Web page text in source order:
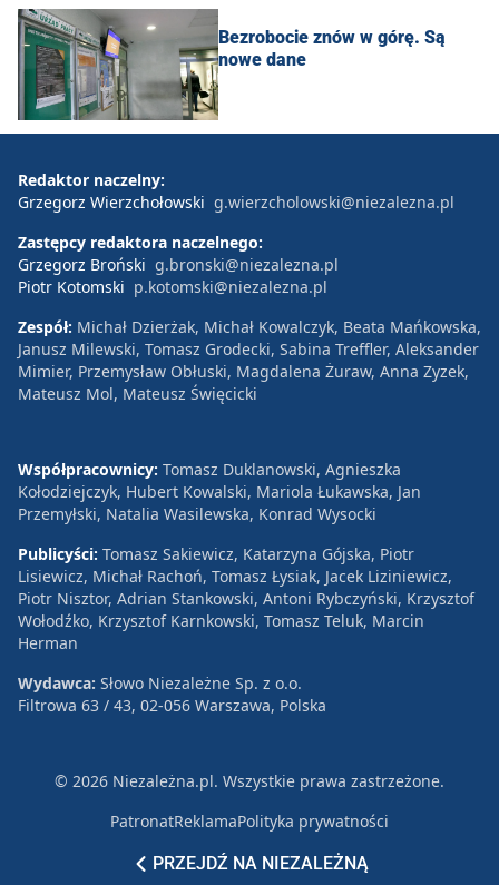
Bezrobocie znów w górę. Są
nowe dane
PRZEJDŹ NA NIEZALEŻNĄ
Redaktor naczelny:
Grzegorz Wierzchołowski g.wierzcholowski@niezalezna.pl
Zastępcy redaktora naczelnego:
Grzegorz Broński g.bronski@niezalezna.pl
Piotr Kotomski p.kotomski@niezalezna.pl
Zespół: Michał Dzierżak, Michał Kowalczyk, Beata Mańkowska,
Janusz Milewski, Tomasz Grodecki, Sabina Treffler, Aleksander
Mimier, Przemysław Obłuski, Magdalena Żuraw, Anna Zyzek,
Mateusz Mol, Mateusz Święcicki
Współpracownicy: Tomasz Duklanowski, Agnieszka
Kołodziejczyk, Hubert Kowalski, Mariola Łukawska, Jan
Przemyłski, Natalia Wasilewska, Konrad Wysocki
Publicyści: Tomasz Sakiewicz, Katarzyna Gójska, Piotr
Lisiewicz, Michał Rachoń, Tomasz Łysiak, Jacek Liziniewicz,
Piotr Nisztor, Adrian Stankowski, Antoni Rybczyński, Krzysztof
Wołodźko, Krzysztof Karnkowski, Tomasz Teluk, Marcin
Herman
Wydawca: Słowo Niezależne Sp. z o.o.
Filtrowa 63 / 43, 02-056 Warszawa, Polska
© 2026 Niezależna.pl. Wszystkie prawa zastrzeżone.
PatronatReklamaPolityka prywatności